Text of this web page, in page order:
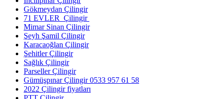
Gökmeydan Çilingir
71 EVLER Çilingir
Mimar Sinan Çilingir
Şeyh Şamil Çilingir
Karacaoğlan Çilingir
Şehitler Çilingir
Sağlık Çilingir
Parseller Çilingir
Gümüşpınar Çilingir 0533 957 61 58
2022 Çilingir fiyatları